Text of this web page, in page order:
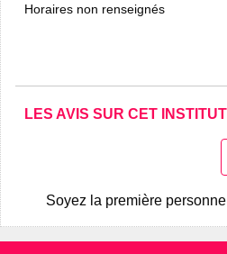
Horaires non renseignés
LES AVIS SUR CET
Soyez la première